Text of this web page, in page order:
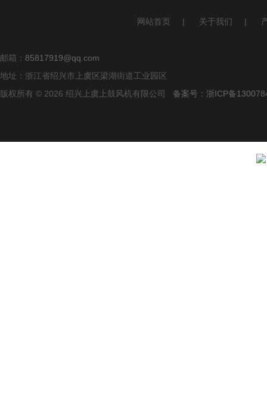
网站首页 | 关于我们 |
邮箱： 85817919@qq.com
地址：浙江省绍兴市上虞区梁湖街道工业园区
版权所有 © 2026 绍兴上虞上鼓风机有限公司 备案号：浙ICP备